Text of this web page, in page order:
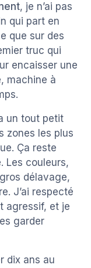
, je n’ai pas
qui part en
que sur des
truc qui
encaisser une
machine à
un tout petit
zones les plus
Ça reste
Les couleurs,
délavage,
J’ai respecté
agressif, et je
garder
dix ans au